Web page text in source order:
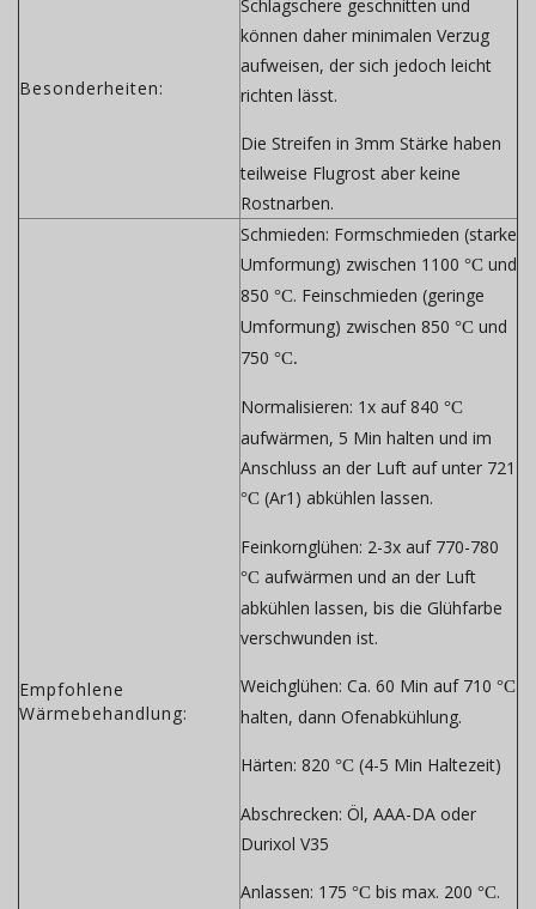
Besonderheiten:
Schlagschere geschnitten und
können daher minimalen Verzug
aufweisen, der sich jedoch leicht
richten lässt.
Die Streifen in 3mm Stärke haben
teilweise Flugrost aber keine
Rostnarben.
Empfohlene
Wärmebehandlung:
Schmieden: Formschmieden (starke
Umformung) zwischen 1100 °C und
850 °C. Feinschmieden (geringe
Umformung) zwischen 850 °C und
750 °C.
Normalisieren: 1x auf 840 °C
aufwärmen, 5 Min halten und im
Anschluss an der Luft auf unter 721
°C (Ar1) abkühlen lassen.
Feinkornglühen: 2-3x auf 770-780
°C aufwärmen und an der Luft
abkühlen lassen, bis die Glühfarbe
verschwunden ist.
Weichglühen: Ca. 60 Min auf 710 °C
halten, dann Ofenabkühlung.
Härten: 820 °C (4-5 Min Haltezeit)
Abschrecken: Öl, AAA-DA oder
Durixol V35
Anlassen: 175 °C bis max. 200 °C.